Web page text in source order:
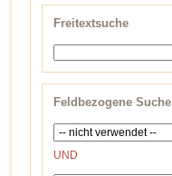
Freitextsuche
Feldbezogene Suche
UND